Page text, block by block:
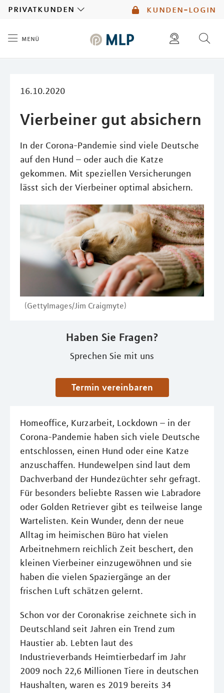
kunden-login
privatkunden
menü
16.10.2020
Vierbeiner gut absichern
In der Corona-Pandemie sind viele Deutsche
auf den Hund – oder auch die Katze
gekommen. Mit speziellen Versicherungen
lässt sich der Vierbeiner optimal absichern.
(GettyImages/Jim Craigmyte)
Haben Sie Fragen?
Sprechen Sie mit uns
Termin vereinbaren
Homeoffice, Kurzarbeit, Lockdown – in der
Corona-Pandemie haben sich viele Deutsche
entschlossen, einen Hund oder eine Katze
anzuschaffen. Hundewelpen sind laut dem
Dachverband der Hundezüchter sehr gefragt.
Für besonders beliebte Rassen wie Labradore
oder Golden Retriever gibt es teilweise lange
Wartelisten. Kein Wunder, denn der neue
Alltag im heimischen Büro hat vielen
Arbeitnehmern reichlich Zeit beschert, den
kleinen Vierbeiner einzugewöhnen und sie
haben die vielen Spaziergänge an der
frischen Luft schätzen gelernt.
Schon vor der Coronakrise zeichnete sich in
Deutschland seit Jahren ein Trend zum
Haustier ab. Lebten laut des
Industrieverbands Heimtierbedarf im Jahr
2009 noch 22,6 Millionen Tiere in deutschen
Haushalten, waren es 2019 bereits 34